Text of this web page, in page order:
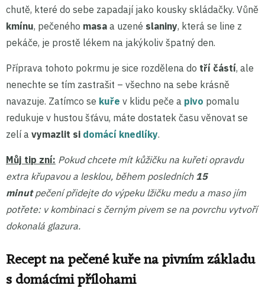
chutě, které do sebe zapadají jako kousky skládačky. Vůně
kmínu, pečeného masa a uzené slaniny, která se line z
pekáče, je prostě lékem na jakýkoliv špatný den.
Příprava tohoto pokrmu je sice rozdělena do tří částí, ale
nenechte se tím zastrašit – všechno na sebe krásně
navazuje. Zatímco se kuře v klidu peče a pivo pomalu
redukuje v hustou šťávu, máte dostatek času věnovat se
zelí a vymazlit si domácí knedlíky.
Můj tip zní: Pokud chcete mít kůžičku na kuřeti opravdu
extra křupavou a lesklou, během posledních 15
minutpečení přidejte do výpeku lžičku medu a maso jím
potřete: v kombinaci s černým pivem se na povrchu vytvoří
dokonalá glazura.
Recept na pečené kuře na pivním základu
s domácími přílohami